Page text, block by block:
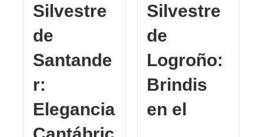
Silvestre
de
Santande
r:
Elegancia
Silvestre
de
Logroño:
Brindis
en el